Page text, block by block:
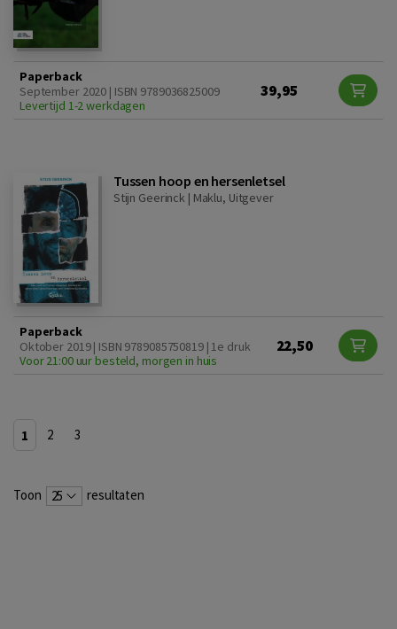
Paperback
September 2020 | ISBN 9789036825009
Levertijd 1-2 werkdagen
39,95
Tussen hoop en hersenletsel
Stijn Geerinck | Maklu, Uitgever
Paperback
Oktober 2019 | ISBN 9789085750819 | 1e druk
Voor 21:00 uur besteld, morgen in huis
22,50
1 2 3
Toon 25 resultaten